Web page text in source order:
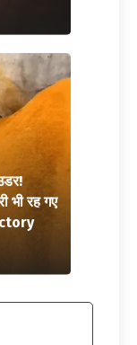
भी रह गए